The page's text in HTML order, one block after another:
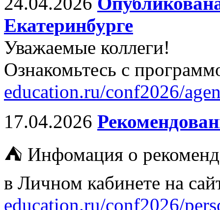
Екатеринбурге
Уважаемые коллеги!
Ознакомьтесь с
education.ru/conf2026/
17.04.2026
⛺ Инфомация о
в Личном кабинете на
education.ru/conf2026/